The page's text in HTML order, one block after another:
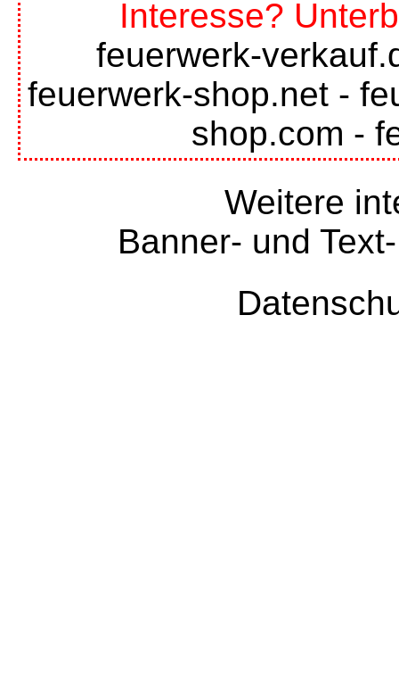
Interesse?
feuerwerk-
feuerwerk-shop.net-
shop.com -
Weitere
Banner- und